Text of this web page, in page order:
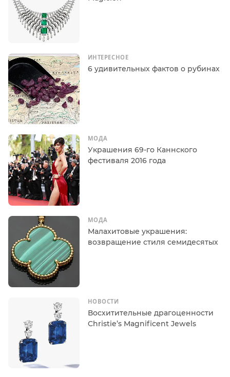
ИНТЕРЕСНОЕ
6 удивительных фактов о рубинах
МОДА
Украшения 69-го Каннского
фестиваля 2016 года
МОДА
Малахитовые украшения:
возвращение стиля семидесятых
НОВОСТИ
Восхитительные драгоценности
Christie’s Magnificent Jewels